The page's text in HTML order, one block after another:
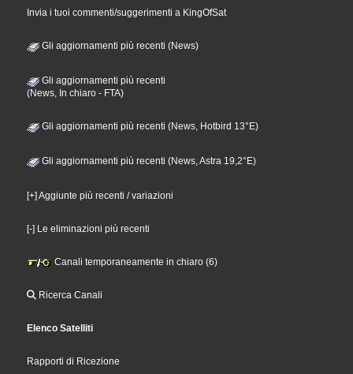
Invia i tuoi commenti/suggerimenti a KingOfSat
Gli aggiornamenti più recenti (News)
Gli aggiornamenti più recenti
(News, In chiaro - FTA)
Gli aggiornamenti più recenti (News, Hotbird 13°E)
Gli aggiornamenti più recenti (News, Astra 19,2°E)
[+] Aggiunte più recenti / variazioni
[-] Le eliminazioni più recenti
Canali temporaneamente in chiaro (6)
Ricerca Canali
Elenco Satelliti
Rapporti di Ricezione